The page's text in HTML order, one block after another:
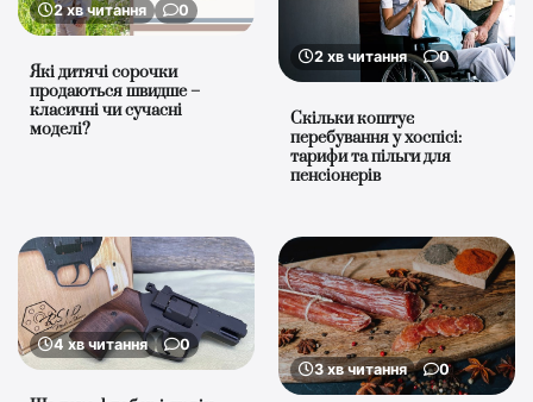
2 хв читання 0
Які дитячі сорочки
продаються швидше –
класичні чи сучасні
моделі?
2 хв читання 0
Скільки коштує
перебування у хоспісі:
тарифи та пільги для
пенсіонерів
4 хв читання 0
3 хв читання 0